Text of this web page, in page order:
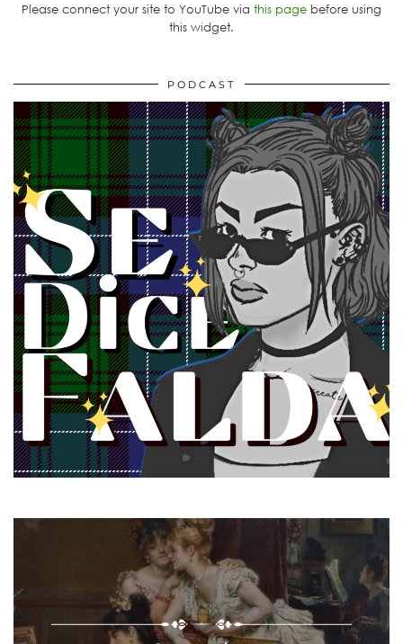
Please connect your site to YouTube via this page before using
this widget.
PODCAST